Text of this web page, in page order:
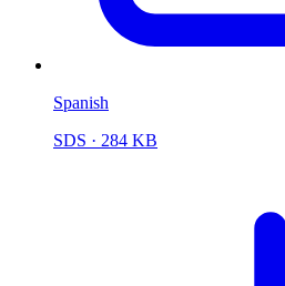
Spanish
SDS · 284 KB